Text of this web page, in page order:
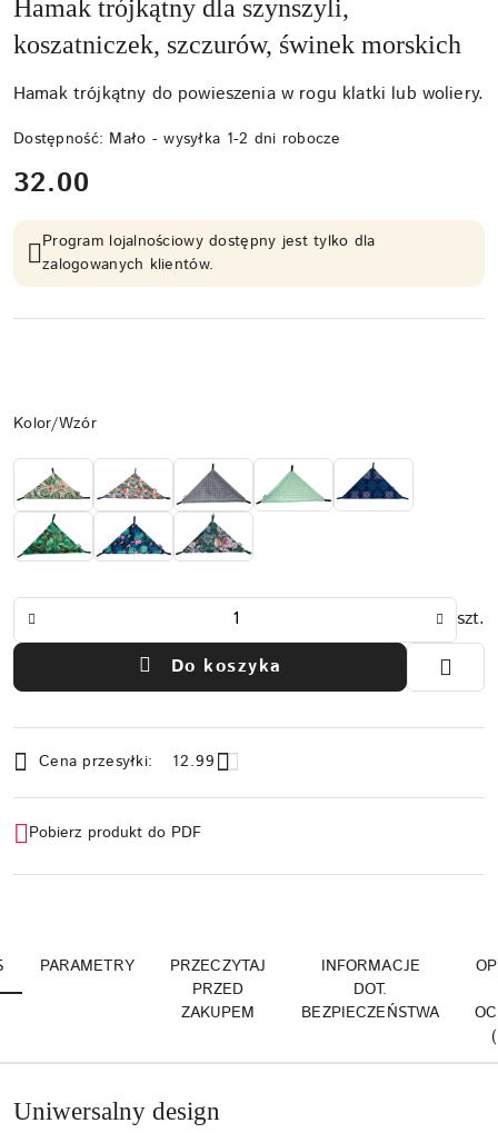
Hamak trójkątny dla szynszyli,
koszatniczek, szczurów, świnek morskich
Hamak trójkątny do powieszenia w rogu klatki lub woliery.
Dostępność: Mało - wysyłka 1-2 dni robocze
cena:
32.00
Program lojalnościowy dostępny jest tylko dla
zalogowanych klientów.
Wariant
Kolor/Wzór
Ilość
szt.
Do koszyka
i
dostawa
Cena przesyłki: 12.99
Pobierz produkt do PDF
PARAMETRY
PRZECZYTAJ
PRZED
ZAKUPEM
INFORMACJE
DOT.
BEZPIECZEŃSTWA
Uniwersalny design